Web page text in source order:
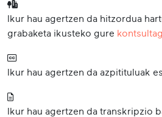
Ikur hau agertzen da hitzordua
grabaketa ikusteko gure
Ikur hau agertzen da azpitituluak
Ikur hau agertzen da transkripzio